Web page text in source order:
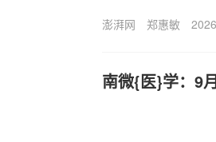
澎湃网 郑惠敏
南微{医}学：9